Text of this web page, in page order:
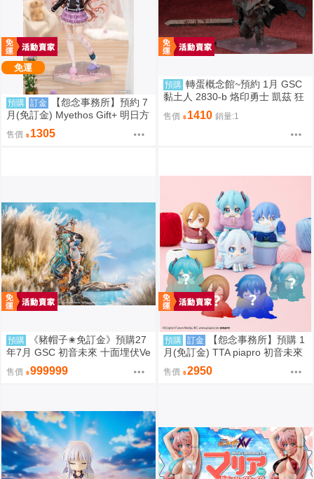
免運
預購 訂金
【怨念事務所】預約 7
月(免訂金) Myethos Gift+ 明日方
舟 純燼艾雅法拉 後來的故事Ver
1/8 1011
售價 1305
預購 轉蛋概念館~預約 1月 GSC
黏土人 2830-b 烙印勇士 凱茲 狂
戰士鎧甲Ver. BLOOD EDITION
售價 1410 銷量:1
預購
《豬帽子✬免訂金》預購27
年7月 GSC 初音未來 十面埋伏Ve
r 1/7 再販 0906
售價 999999
預購 訂金
【怨念事務所】預購 1
月(免訂金) TTA piapro 初音未來
PERIHAPI! 換裝小公仔集2 中盒
0829
售價 2950